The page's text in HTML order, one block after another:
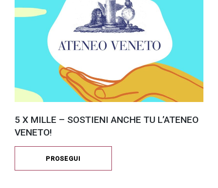
5 X MILLE – SOSTIENI ANCHE TU L’ATENEO
VENETO!
PROSEGUI